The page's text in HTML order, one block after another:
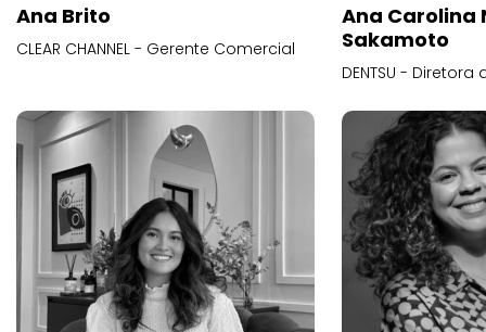
Ana Brito
CLEAR CHANNEL - Gerente Comercial
Ana Carolina
Sakamoto
DENTSU -